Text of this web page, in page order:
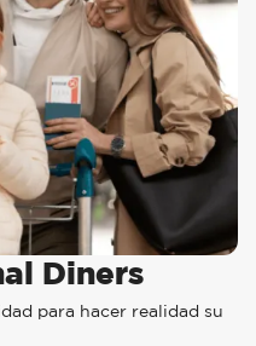
Diners
para hacer realidad su